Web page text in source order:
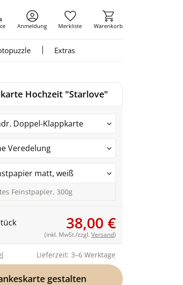
Anmeldung Merkliste Warenkorb
Extras
Hochzeit "Starlove"
Doppel-Klappkarte
Veredelung
matt, weiß
Feinstpapier, 300g
38,00 €
(inkl. MwSt./zzgl. Versand)
Lieferzeit: 3–6 Werktage
gestalten